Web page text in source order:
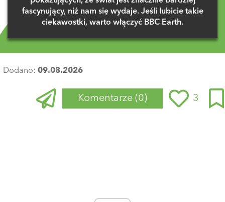
fascynujący, niż nam się wydaje. Jeśli lubicie takie
ciekawostki, warto włączyć BBC Earth.
Dodano: 09.08.2026
Komentarze (0) 3